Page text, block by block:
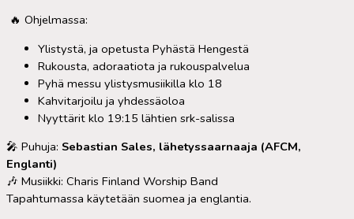
🔥 Ohjelmassa:
Ylistystä, ja opetusta Pyhästä Hengestä
Rukousta, adoraatiota ja rukouspalvelua
Pyhä messu ylistysmusiikilla klo 18
Kahvitarjoilu ja yhdessäoloa
Nyyttärit klo 19:15 lähtien srk-salissa
🎤 Puhuja: Sebastian Sales, lähetyssaarnaaja (AFCM,
Englanti)
🎶 Musiikki: Charis Finland Worship Band
Tapahtumassa käytetään suomea ja englantia.